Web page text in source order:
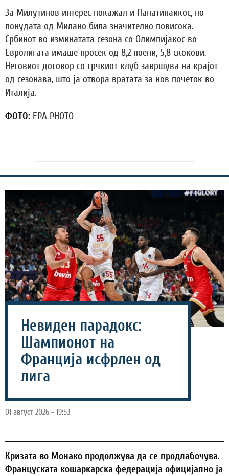
За Милутинов интерес покажал и Панатинаикос, но
понудата од Милано била значително повисока.
Србинот во изминатата сезона со Олимпијакос во
Евролигата имаше просек од 8,2 поени, 5,8 скокови.
Неговиот договор со грчкиот клуб завршува на крајот
од сезонава, што ја отвора вратата за нов почеток во
Италија.
ФОТО: EPA PHOTO
Невиден парадокс:
Шампионот на
Франција исфрлен од
лига
01 август 2026 - 19:53
Кризата во Монако продолжува да се продлабочува.
Француската кошаркарска федерација официјално ја